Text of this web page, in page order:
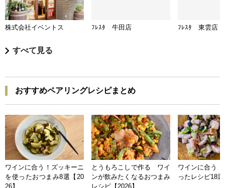
株式会社イベントス ﾌﾚｽﾀ 牛田店 ﾌﾚｽﾀ 東雲店
すべて見る
おすすめペアリングレシピまとめ
ワインに合う！ズッキーニ
を使ったおつまみ8選【20
26】
とうもろこしで作る ワイ
ンが飲みたくなるおつまみ
レシピ【2026】
ワインに合う
ったレシピ18